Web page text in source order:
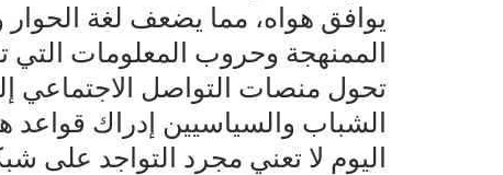
يوافق هواه، مما يضعف لغة الحوار
الممنهجة وحروب المعلومات
تحول منصات التواصل الاجتماعي
الشباب والسياسيين إدراك قواعد
اليوم لا تعني مجرد التواجد على